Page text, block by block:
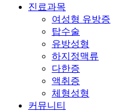
진료과목
여성형 유방증
탑수술
유방성형
하지정맥류
다한증
액취증
체형성형
커뮤니티